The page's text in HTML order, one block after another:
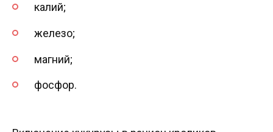
калий;
железо;
магний;
фосфор.